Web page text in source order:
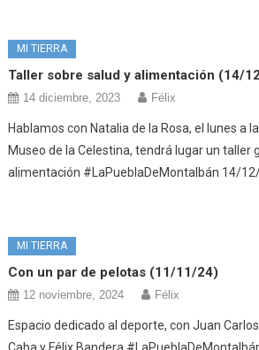
MI TIERRA
Taller sobre salud y alimentación (14/
14 diciembre, 2023 Félix
Hablamos con Natalia de la Rosa, el lunes a
Museo de la Celestina, tendrá lugar un taller
alimentación #LaPueblaDeMontalbán 14/
MI TIERRA
Con un par de pelotas (11/11/24)
12 noviembre, 2024 Félix
Espacio dedicado al deporte, con Juan